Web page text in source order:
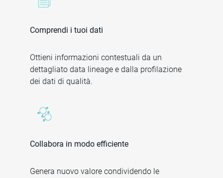
Comprendi i tuoi dati
Ottieni informazioni contestuali da un
dettagliato data lineage e dalla profilazione
dei dati di qualità.
Collabora in modo efficiente
Genera nuovo valore condividendo le